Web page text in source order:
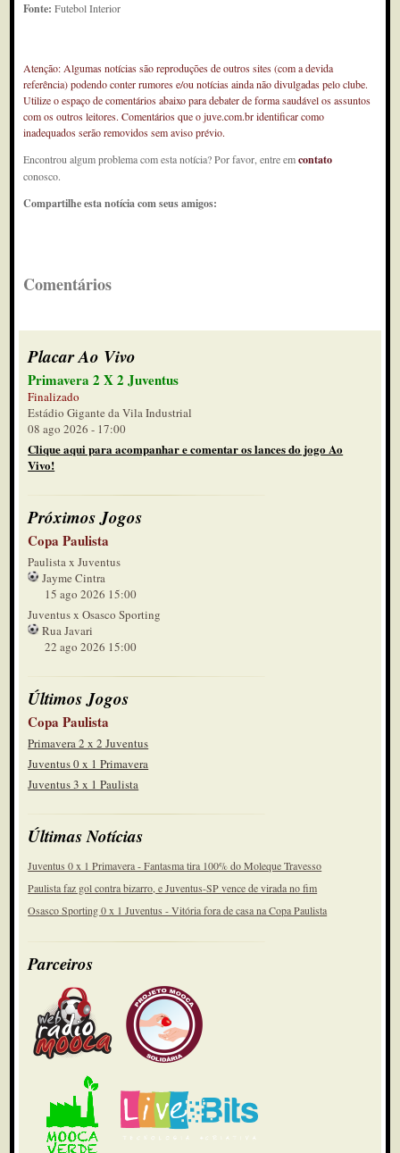
Fonte:Futebol Interior
Atenção: Algumas notícias são reproduções de outros sites (com a devida
referência) podendo conter rumores e/ou notícias ainda não divulgadas pelo clube.
Utilize o espaço de comentários abaixo para debater de forma saudável os assuntos
com os outros leitores. Comentários que o juve.com.br identificar como
inadequados serão removidos sem aviso prévio.
Encontrou algum problema com esta notícia? Por favor, entre emcontato
conosco.
Compartilhe esta notícia com seus amigos:
Comentários
Placar Ao Vivo
Primavera 2 X 2 Juventus
Finalizado
Estádio Gigante da Vila Industrial
08 ago 2026 - 17:00
Clique aqui para acompanhar e comentar os lances do jogo Ao
Vivo!
Próximos Jogos
Copa Paulista
Paulista x Juventus
Jayme Cintra
15 ago 2026 15:00
Juventus x Osasco Sporting
Rua Javari
22 ago 2026 15:00
Últimos Jogos
Copa Paulista
Primavera 2 x 2 Juventus
Juventus 0 x 1 Primavera
Juventus 3 x 1 Paulista
Últimas Notícias
Juventus 0 x 1 Primavera - Fantasma tira 100% do Moleque Travesso
Paulista faz gol contra bizarro, e Juventus-SP vence de virada no fim
Osasco Sporting 0 x 1 Juventus - Vitória fora de casa na Copa Paulista
Parceiros